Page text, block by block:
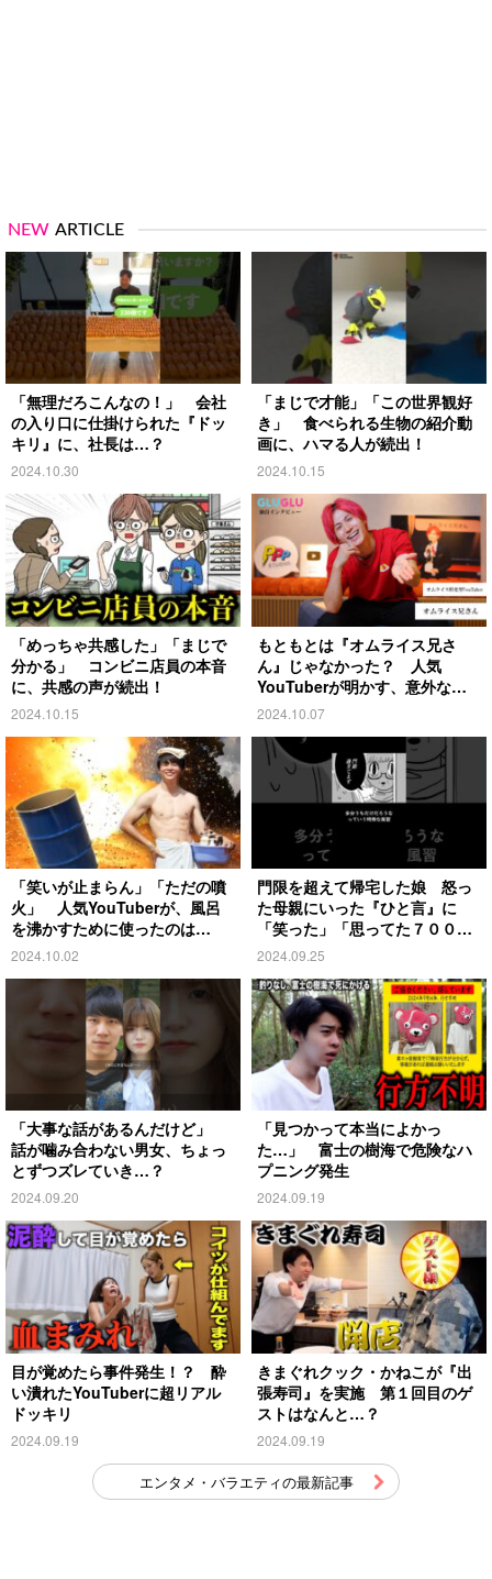
NEW ARTICLE
「無理だろこんなの！」 会社
の入り口に仕掛けられた『ドッ
キリ』に、社長は…？
2024.10.30
「まじで才能」「この世界観好
き」 食べられる生物の紹介動
画に、ハマる人が続出！
2024.10.15
「めっちゃ共感した」「まじで
分かる」 コンビニ店員の本音
に、共感の声が続出！
2024.10.15
もともとは『オムライス兄さ
ん』じゃなかった？ 人気
YouTuberが明かす、意外な過
去とは
2024.10.07
「笑いが止まらん」「ただの噴
火」 人気YouTuberが、風呂
を沸かすために使ったのは…
2024.10.02
門限を超えて帰宅した娘 怒っ
た母親にいった『ひと言』に
「笑った」「思ってた７００倍
特殊」
2024.09.25
「大事な話があるんだけど」
話が噛み合わない男女、ちょっ
とずつズレていき…？
2024.09.20
「見つかって本当によかっ
た…」 富士の樹海で危険なハ
プニング発生
2024.09.19
目が覚めたら事件発生！？ 酔
い潰れたYouTuberに超リアル
ドッキリ
2024.09.19
きまぐれクック・かねこが『出
張寿司』を実施 第１回目のゲ
ストはなんと…？
2024.09.19
エンタメ・バラエティの最新記事